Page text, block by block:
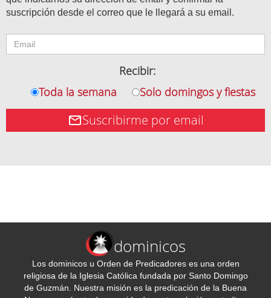
suscripción desde el correo que le llegará a su email.
Recibir:
Toda la semana
Solo domingos y fiestas
Suscribirme por email
dominicos
Los dominicos u Orden de Predicadores es una orden
religiosa de la Iglesia Católica fundada por Santo Domingo
de Guzmán. Nuestra misión es la predicación de la Buena